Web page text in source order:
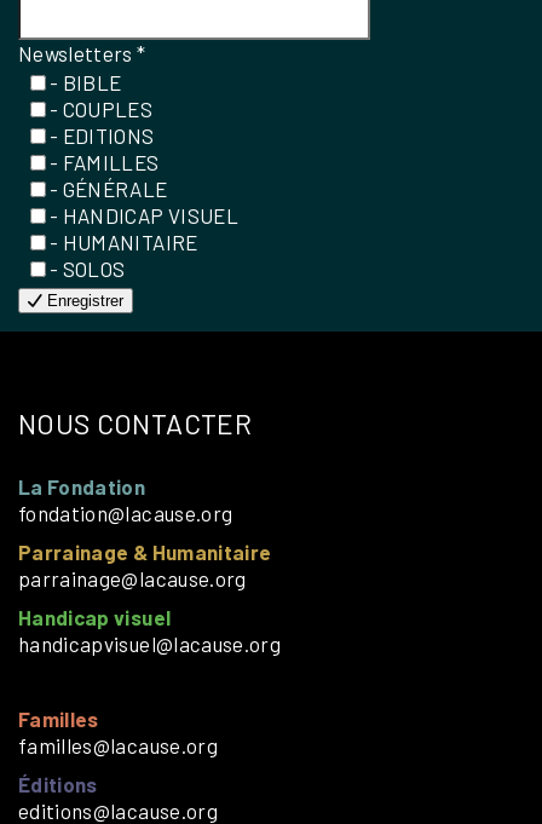
Newsletters*
- BIBLE
- COUPLES
- EDITIONS
- FAMILLES
- GÉNÉRALE
- HANDICAP VISUEL
- HUMANITAIRE
- SOLOS
Enregistrer
NOUS CONTACTER
La Fondation
fondation@lacause.org
Parrainage & Humanitaire
parrainage@lacause.org
Handicap visuel
handicapvisuel@lacause.org
Familles
familles@lacause.org
Éditions
editions@lacause.org